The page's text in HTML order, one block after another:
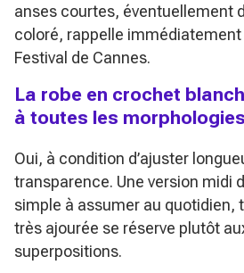
anses courtes, éventuellement
coloré, rappelle
Festival de Cannes.
La robe en crochet
à toutes les
Oui, à condition d’ajuster
transparence. Une version midi
simple à assumer au quotidien,
très ajourée se réserve plutôt
superpositions.